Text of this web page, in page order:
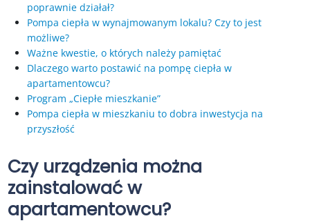
poprawnie działał?
Pompa ciepła w wynajmowanym lokalu? Czy to jest
możliwe?
Ważne kwestie, o których należy pamiętać
Dlaczego warto postawić na pompę ciepła w
apartamentowcu?
Program „Ciepłe mieszkanie”
Pompa ciepła w mieszkaniu to dobra inwestycja na
przyszłość
Czy urządzenia można
zainstalować w
apartamentowcu?